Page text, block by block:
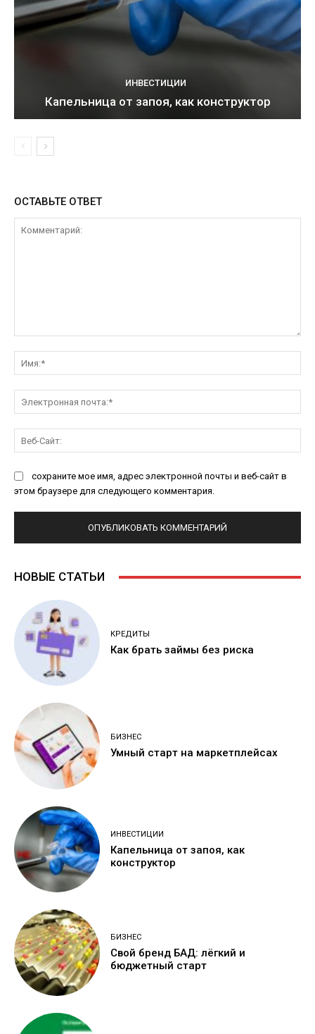
ИНВЕСТИЦИИ
Капельница от запоя, как конструктор
ОСТАВЬТЕ ОТВЕТ
сохраните мое имя, адрес электронной почты и веб-сайт в
этом браузере для следующего комментария.
НОВЫЕ СТАТЬИ
КРЕДИТЫ
Как брать займы без риска
БИЗНЕС
Умный старт на маркетплейсах
ИНВЕСТИЦИИ
Капельница от запоя, как
конструктор
БИЗНЕС
Свой бренд БАД: лёгкий и
бюджетный старт